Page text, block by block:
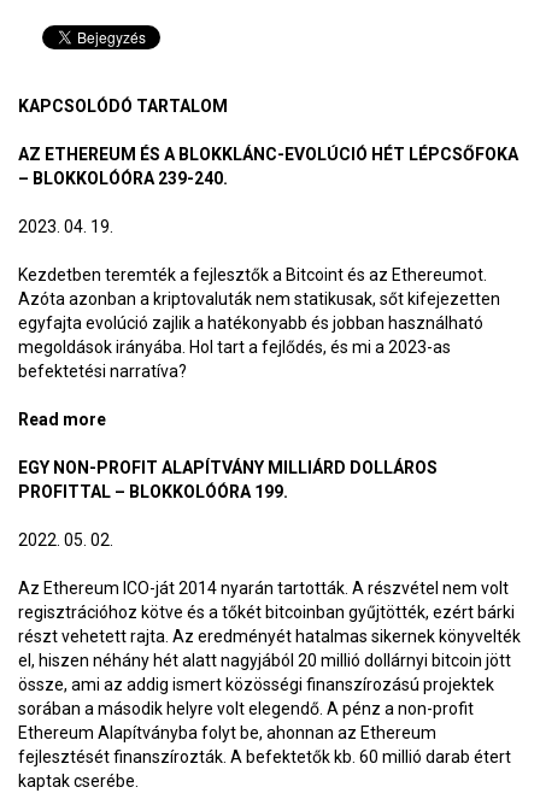
KAPCSOLÓDÓ TARTALOM
AZ ETHEREUM ÉS A BLOKKLÁNC-EVOLÚCIÓ HÉT LÉPCSŐFOKA
– BLOKKOLÓÓRA 239-240.
2023. 04. 19.
Kezdetben teremték a fejlesztők a Bitcoint és az Ethereumot.
Azóta azonban a kriptovaluták nem statikusak, sőt kifejezetten
egyfajta evolúció zajlik a hatékonyabb és jobban használható
megoldások irányába. Hol tart a fejlődés, és mi a 2023-as
befektetési narratíva?
Read more
EGY NON-PROFIT ALAPÍTVÁNY MILLIÁRD DOLLÁROS
PROFITTAL – BLOKKOLÓÓRA 199.
2022. 05. 02.
Az Ethereum ICO-ját 2014 nyarán tartották. A részvétel nem volt
regisztrációhoz kötve és a tőkét bitcoinban gyűjtötték, ezért bárki
részt vehetett rajta. Az eredményét hatalmas sikernek könyvelték
el, hiszen néhány hét alatt nagyjából 20 millió dollárnyi bitcoin jött
össze, ami az addig ismert közösségi finanszírozású projektek
sorában a második helyre volt elegendő. A pénz a non-profit
Ethereum Alapítványba folyt be, ahonnan az Ethereum
fejlesztését finanszírozták. A befektetők kb. 60 millió darab étert
kaptak cserébe.